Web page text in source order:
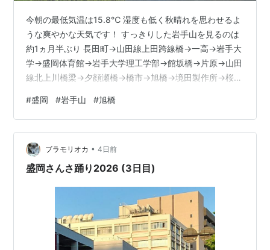
今朝の最低気温は15.8℃ 湿度も低く秋晴れを思わせるよ
うな爽やかな天気です！ すっきりした岩手山を見るのは
約1ヵ月半ぶり 長田町→山田線上田跨線橋→一高→岩手大
学→盛岡体育館→岩手大学理工学部→館坂橋→片原→山田
線北上川橋梁→夕顔瀬橋→橋市→旭橋→境田製作所→桜城
岩手公園→下ノ橋→下橋町→南大通→清水町→生姜町→ホ
ットライン肴町→中ノ橋【15,157歩10.5㌔】
#盛岡 #岩手山 #旭橋
ブラモリオカ • 4日前
盛岡さんさ踊り2026 (3日目)